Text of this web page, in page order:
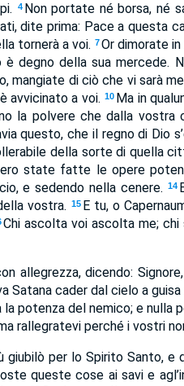
4 Non portate né borsa, né
dite prima: Pace a questa
tornerà a voi. 7Or dimorate
è degno della sua mercede.
mangiate di ciò che vi sarà
avvicinato a voi. 10 Ma in
la polvere che dalla vostra
questo, che il regno di Dio
della sorte di quella
state fatte le opere
e sedendo nella cenere.
14
vostra. 15 E tu, o
Chi ascolta voi ascolta me;
allegrezza, dicendo:
Satana cader dal cielo a
potenza del nemico; e nulla
rallegratevi perché i vostri
giubilò per lo Spirito Santo,
queste cose ai savi e